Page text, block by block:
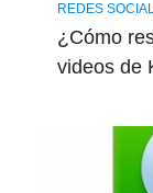
REDES
¿Cómo
videos de